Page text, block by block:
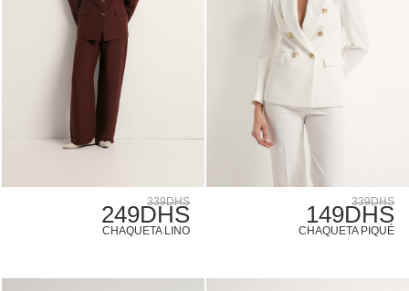
339DHS
249DHS
CHAQUETA LINO
339DHS
149DHS
CHAQUETA PIQUÉ